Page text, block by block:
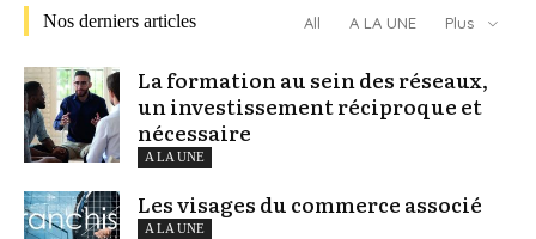
Nos derniers articles All A LA UNE Plus
La formation au sein des réseaux,
un investissement réciproque et
nécessaire
A LA UNE
Les visages du commerce associé
A LA UNE